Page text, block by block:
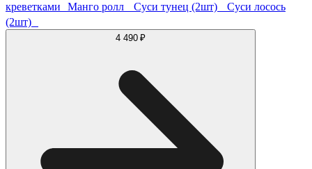
креветками Манго ролл Суси тунец (2шт) Суси лосось
(2шт)
4 490 ₽